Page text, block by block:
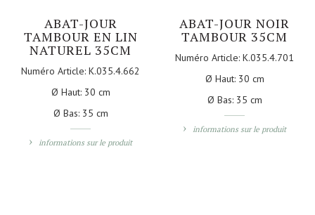
ABAT-JOUR
TAMBOUR EN LIN
NATUREL 35CM
Numéro Article: K.035.4.662
Ø Haut:30 cm
Ø Bas:35 cm
informations sur le produit
ABAT-JOUR NOIR
TAMBOUR 35CM
Numéro Article: K.035.4.701
Ø Haut:30 cm
Ø Bas:35 cm
informations sur le produit